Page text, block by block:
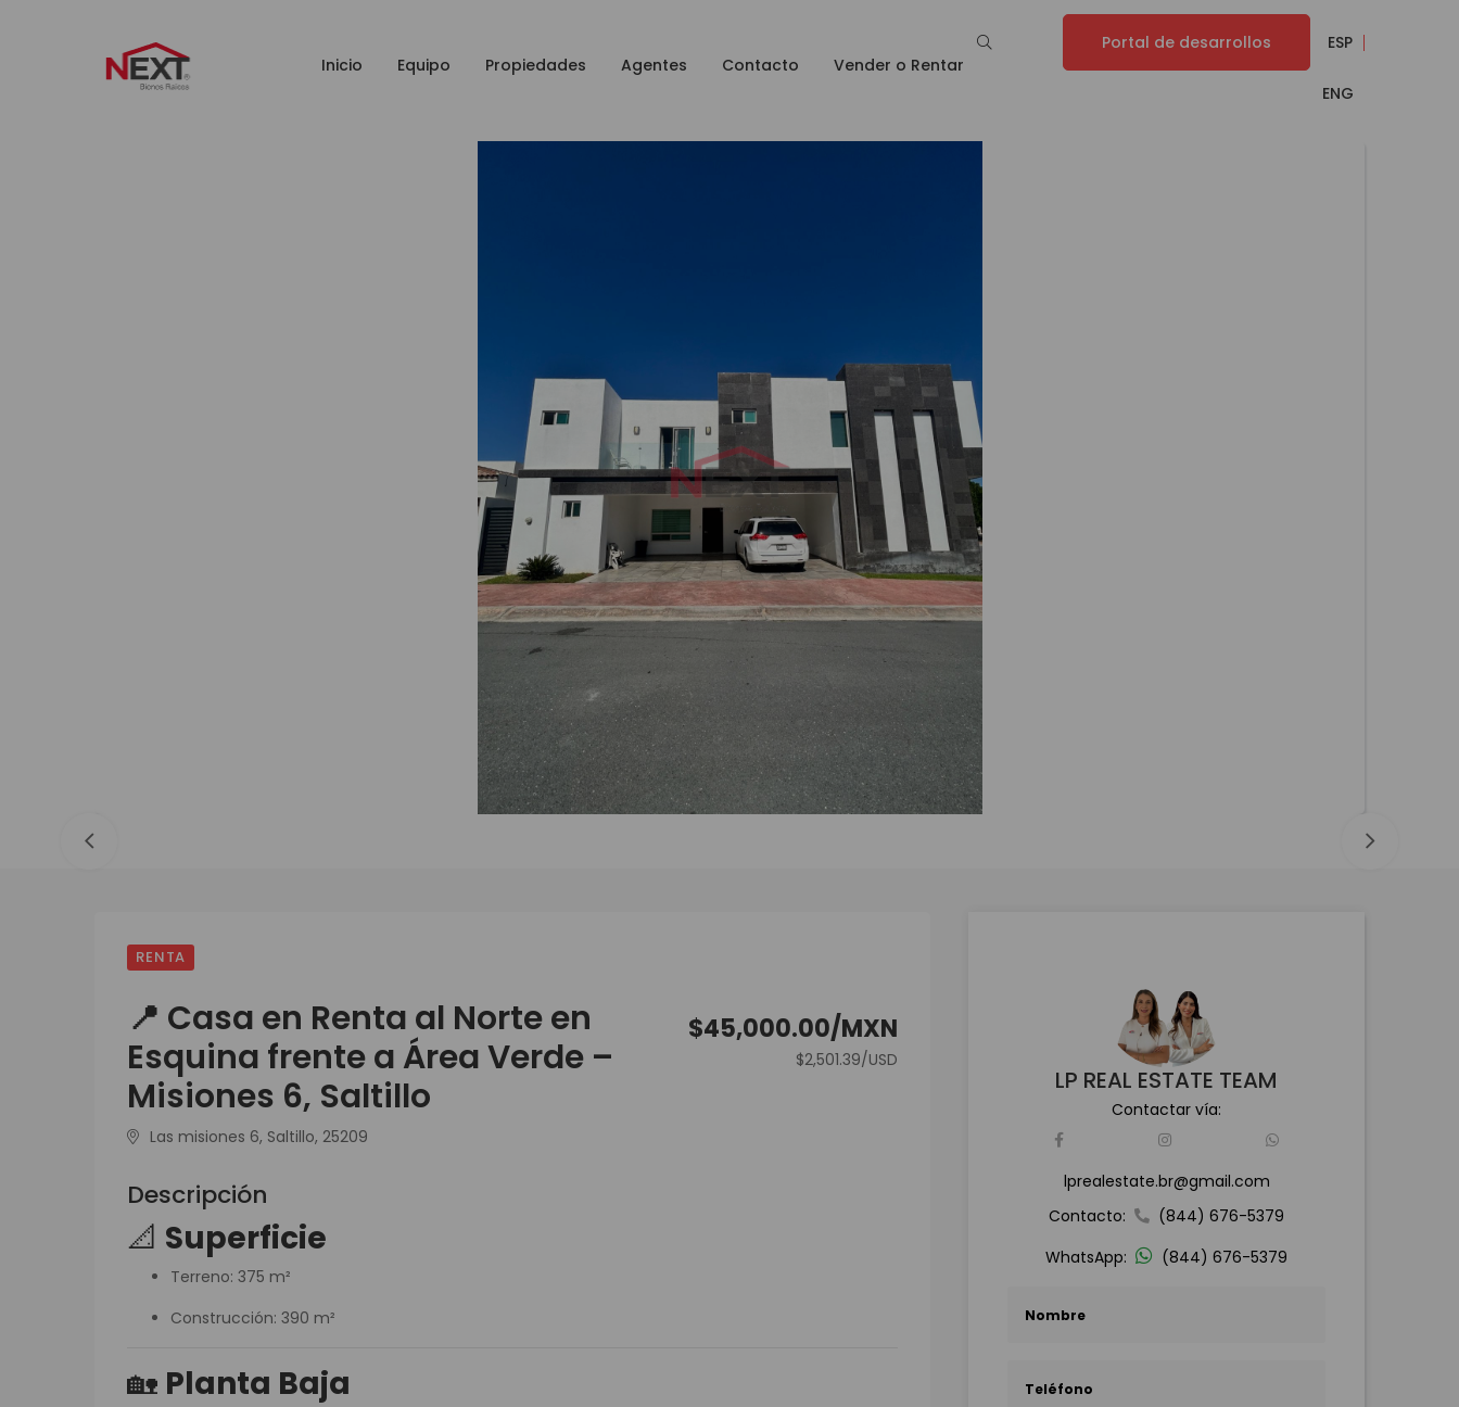
Inicio Equipo Propiedades Agentes Contacto Vender o Rentar
Portal de desarrollos ESP
ENG
RENTA
📍 Casa en Renta al Norte en
Esquina frente a Área Verde –
Misiones 6, Saltillo
Las misiones 6, Saltillo, 25209
$45,000.00/MXN
$2,501.39/USD
Descripción
📐 Superficie
Terreno: 375 m²
Construcción: 390 m²
🏡 Planta Baja
LP REAL ESTATE TEAM
Contactar vía:
lprealestate.br@gmail.com
Contacto:
(844) 676-5379
WhatsApp:
(844) 676-5379